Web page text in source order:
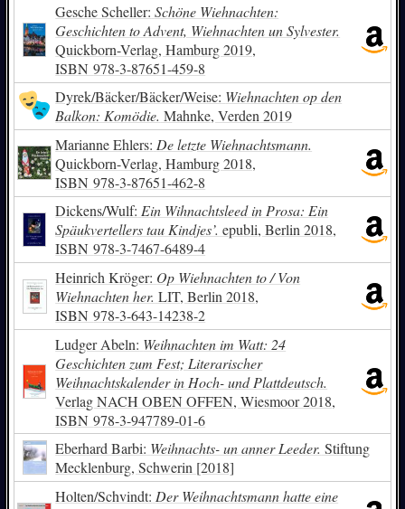
Gesche Scheller: Schöne Wiehnachten:
Geschichten to Advent, Wiehnachten un Sylvester.
Quickborn-Verlag, Hamburg 2019,
ISBN978-3-87651-459-8
Dyrek/Bäcker/Bäcker/Weise: Wiehnachten op den
Balkon: Komödie. Mahnke, Verden 2019
Marianne Ehlers: De letzte Wiehnachtsmann.
Quickborn-Verlag, Hamburg 2018,
ISBN978-3-87651-462-8
Dickens/Wulf: Ein Wihnachtsleed in Prosa: Ein
Späukvertellers tau Kindjes’. epubli, Berlin 2018,
ISBN978-3-7467-6489-4
Heinrich Kröger: Op Wiehnachten to / Von
Wiehnachten her. LIT, Berlin 2018,
ISBN978-3-643-14238-2
Ludger Abeln: Weihnachten im Watt: 24
Geschichten zum Fest; Literarischer
Weihnachtskalender in Hoch- und Plattdeutsch.
Verlag NACH OBEN OFFEN, Wiesmoor 2018,
ISBN978-3-947789-01-6
Eberhard Barbi: Weihnachts- un anner Leeder. Stiftung
Mecklenburg, Schwerin [2018]
Holten/Schvindt: Der Weihnachtsmann hatte eine